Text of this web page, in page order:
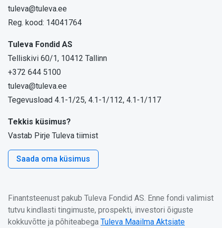
tuleva@tuleva.ee
Reg. kood: 14041764
Tuleva Fondid AS
Telliskivi 60/1, 10412 Tallinn
+372 644 5100
tuleva@tuleva.ee
Tegevusload 4.1-1/25, 4.1-1/112, 4.1-1/117
Tekkis küsimus?
Vastab Pirje Tuleva tiimist
Saada oma küsimus
Finantsteenust pakub Tuleva Fondid AS. Enne fondi valimist
tutvu kindlasti tingimuste, prospekti, investori õiguste
kokkuvõtte ja põhiteabega Tuleva Maailma Aktsiate